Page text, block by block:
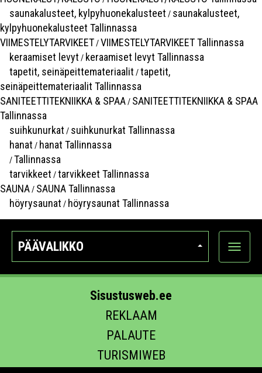
saunakalusteet, kylpyhuonekalusteet / saunakalusteet,
kylpyhuonekalusteet Tallinnassa
VIIMESTELYTARVIKEET/VIIMESTELYTARVIKEET Tallinnassa
keraamiset levyt / keraamiset levyt Tallinnassa
tapetit, seinäpeittemateriaalit /tapetit,
seinäpeittemateriaalit Tallinnassa
SANITEETTITEKNIIKKA & SPAA/ SANITEETTITEKNIIKKA & SPAA
Tallinnassa
suihkunurkat / suihkunurkat Tallinnassa
hanat / hanat Tallinnassa
/Tallinnassa
tarvikkeet /tarvikkeet Tallinnassa
SAUNA/ SAUNA Tallinnassa
höyrysaunat / höyrysaunat Tallinnassa
PÄÄVALIKKO
Näytä
Sisustusweb.ee
REKLAAM
PALAUTE
TURISMIWEB